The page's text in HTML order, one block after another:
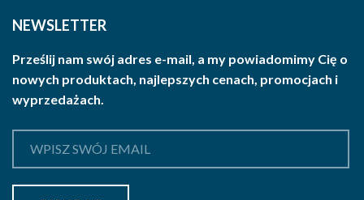
NEWSLETTER
Prześlij nam swój adres e-mail, a my powiadomimy Cię o
nowych produktach, najlepszych cenach, promocjach i
wyprzedażach.